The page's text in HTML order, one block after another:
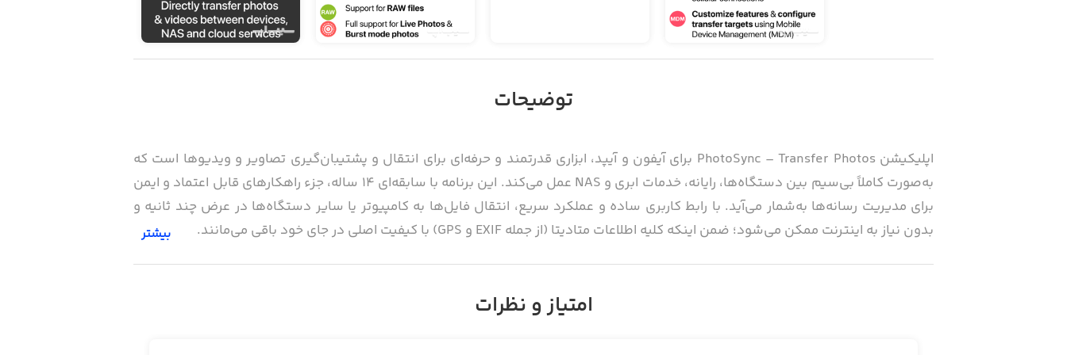
توضیحات
اپلیکیشن PhotoSync – Transfer Photos برای آیفون و آیپد، ابزاری قدرتمند و حرفه‌ای برای انتقال و پشتیبان‌گیری تصاویر و ویدیوها است که
به‌صورت کاملاً بی‌سیم بین دستگاه‌ها، رایانه، خدمات ابری و NAS عمل می‌کند. این برنامه با سابقه‌ای ۱۴ ساله، جزء راهکارهای قابل اعتماد و ایمن
برای مدیریت رسانه‌ها به‌شمار می‌آید. با رابط کاربری ساده و عملکرد سریع، انتقال فایل‌ها به کامپیوتر یا سایر دستگاه‌ها در عرض چند ثانیه و
بدون نیاز به اینترنت ممکن می‌شود؛ ضمن اینکه کلیه اطلاعات متادیتا (از جمله EXIF و GPS) با کیفیت اصلی در جای خود باقی می‌مانند.
اپلیکیشن PhotoSync برای افزایش امنیت داده‌های کاربران، از قابلیت رمزگذاری پشتیبانی می‌کند. با استفاده از این ویژگی می‌توانید قبل از ارسال
بیشتر
امتیاز و نظرات